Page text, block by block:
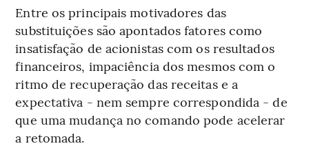
Entre os principais motivadores das
substituições são apontados fatores como
insatisfação de acionistas com os resultados
financeiros, impaciência dos mesmos com o
ritmo de recuperação das receitas e a
expectativa - nem sempre correspondida - de
que uma mudança no comando pode acelerar
a retomada.